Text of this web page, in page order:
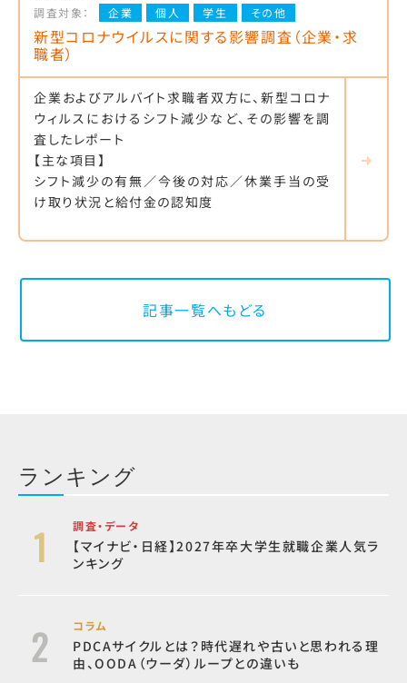
調査対象：
企業 個人 学生 その他
新型コロナウイルスに関する影響調査（企業・求
職者）
企業およびアルバイト求職者双方に、新型コロナ
ウィルスにおけるシフト減少など、その影響を調
査したレポート
【主な項目】
シフト減少の有無／今後の対応／休業手当の受
け取り状況と給付金の認知度
記事一覧へもどる
ランキング
調査・データ
【マイナビ・日経】2027年卒大学生就職企業人気ラ
ンキング
コラム
PDCAサイクルとは？時代遅れや古いと思われる理
由、OODA（ウーダ）ループとの違いも